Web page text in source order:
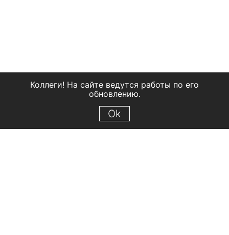
Коллеги! На сайте ведутся работы по его
обновлению.
Ok